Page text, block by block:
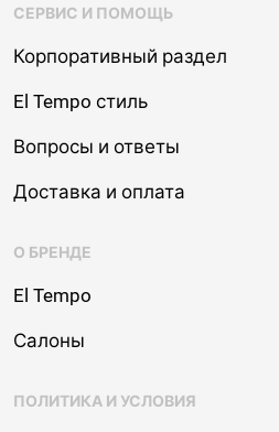
СЕРВИС И ПОМОЩЬ
Корпоративный раздел
El Tempo стиль
Вопросы и ответы
Доставка и оплата
О БРЕНДЕ
El Tempo
Салоны
ПОЛИТИКА И УСЛОВИЯ